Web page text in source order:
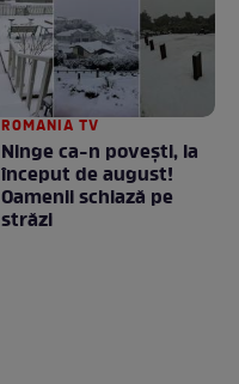
ROMANIA TV
Ninge ca-n povești, la
început de august!
Oamenii schiază pe
străzi